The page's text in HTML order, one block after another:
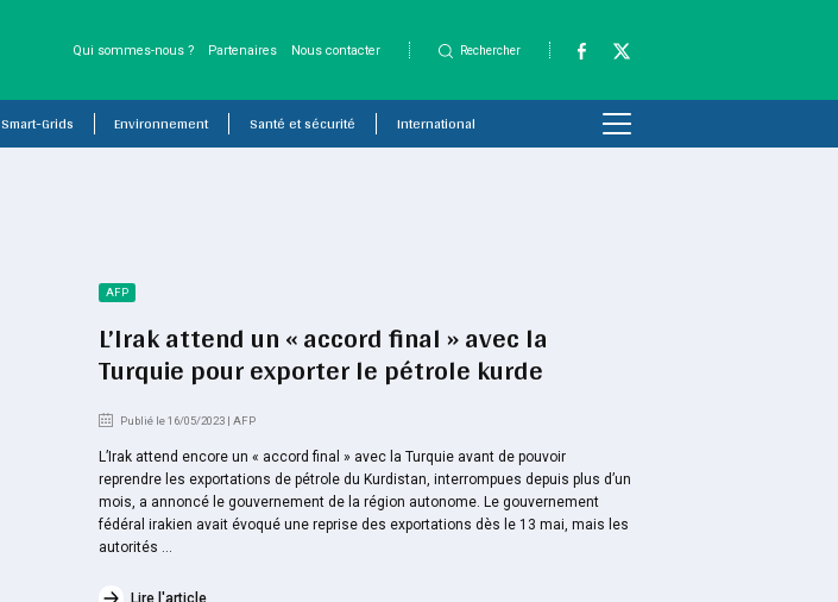
Qui sommes-nous ? Partenaires Nous contacter Rechercher
Smart-Grids Environnement Santé et sécurité International
AFP
L’Irak attend un « accord final » avec la
Turquie pour exporter le pétrole kurde
Publié le 16/05/2023 | AFP
L’Irak attend encore un « accord final » avec la Turquie avant de pouvoir
reprendre les exportations de pétrole du Kurdistan, interrompues depuis plus d’un
mois, a annoncé le gouvernement de la région autonome. Le gouvernement
fédéral irakien avait évoqué une reprise des exportations dès le 13 mai, mais les
autorités ...
Lire l'article